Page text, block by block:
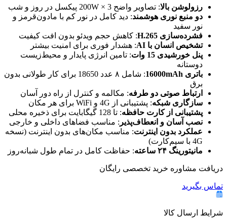
رزولوشن بالا: تصاویر واضح 200W × 3 پیکسل در روز و شب
دو منبع نوری هوشمند: دید کامل در نور کم با مادون‌قرمز و
نور سفید
فشرده‌سازی H.265
: کاهش حجم ویدئو بدون افت کیفیت
تشخیص انسان با AI
: هشدار فوری برای امنیت بیشتر
پنل خورشیدی 15 وات
: تامین انرژی پایدار و محیط‌زیست
دوستانه
باتری 16000mAh
: شامل ۸ عدد 18650 برای کار طولانی بدون
برق
ارتباط صوتی دو طرفه: مکالمه و کنترل از راه دور آسان
سازگاری شبکه: پشتیبانی از 4G و WiFi برای هر مکان
پشتیبانی از کارت حافظه: تا 128 گیگابایت برای ذخیره محلی
نصب آسان و انعطاف‌پذیر : مناسب فضاهای داخلی و خارجی
عملکرد بدون اینترنت: مناسب مکان‌های بدون اینترنت (نسخه
4G با سیم‌کارت)
مانیتورینگ ۲۴ ساعته
: حفاظت کامل در تمام طول شبانه‌روز
دریافت مشاوره خرید تخصصی رایگان
تماس بگیرید
شرایط ارسال کالا